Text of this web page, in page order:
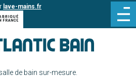
lave-mains.fr
de bain sur-mesure.